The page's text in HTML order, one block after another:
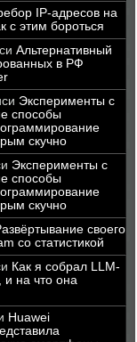
IP-адресов на
с этим бороться
Альтернативный
в РФ
Эксперименты с
способы
скучно
Эксперименты с
способы
скучно
своего
со статистикой
Как я собрал LLM-
и на что она
Huawei